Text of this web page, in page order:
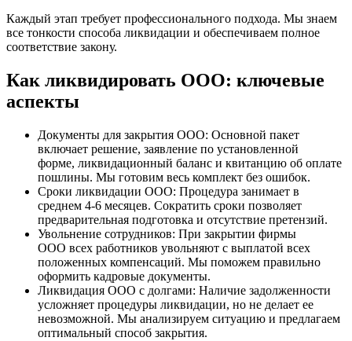
Каждый этап требует профессионального подхода. Мы знаем
все тонкости способа ликвидации и обеспечиваем полное
соответствие закону.
Как ликвидировать ООО: ключевые
аспекты
Документы для закрытия ООО: Основной пакет
включает решение, заявление по установленной
форме, ликвидационный баланс и квитанцию об оплате
пошлины. Мы готовим весь комплект без ошибок.
Сроки ликвидации ООО: Процедура занимает в
среднем 4-6 месяцев. Сократить сроки позволяет
предварительная подготовка и отсутствие претензий.
Увольнение сотрудников: При закрытии фирмы
ООО всех работников увольняют с выплатой всех
положенных компенсаций. Мы поможем правильно
оформить кадровые документы.
Ликвидация ООО с долгами: Наличие задолженности
усложняет процедуры ликвидации, но не делает ее
невозможной. Мы анализируем ситуацию и предлагаем
оптимальный способ закрытия.